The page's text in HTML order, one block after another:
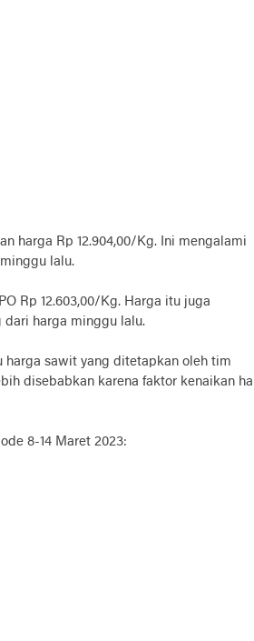
harga Rp 12.904,00/Kg. Ini mengalami
lalu.
Rp 12.603,00/Kg. Harga itu juga
dari harga minggu lalu.
sawit yang ditetapkan oleh tim
disebabkan karena faktor kenaikan
8-14 Maret 2023: